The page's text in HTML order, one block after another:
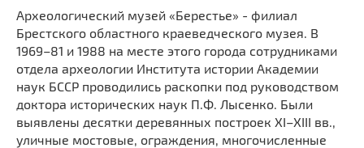
Археологический музей «Берестье» - филиал
Брестского областного краеведческого музея. В
1969–81 и 1988 на месте этого города сотрудниками
отдела археологии Института истории Академии
наук БССР проводились раскопки под руководством
доктора исторических наук П.Ф. Лысенко. Были
выявлены десятки деревянных построек XI–XIII вв.,
уличные мостовые, ограждения, многочисленные